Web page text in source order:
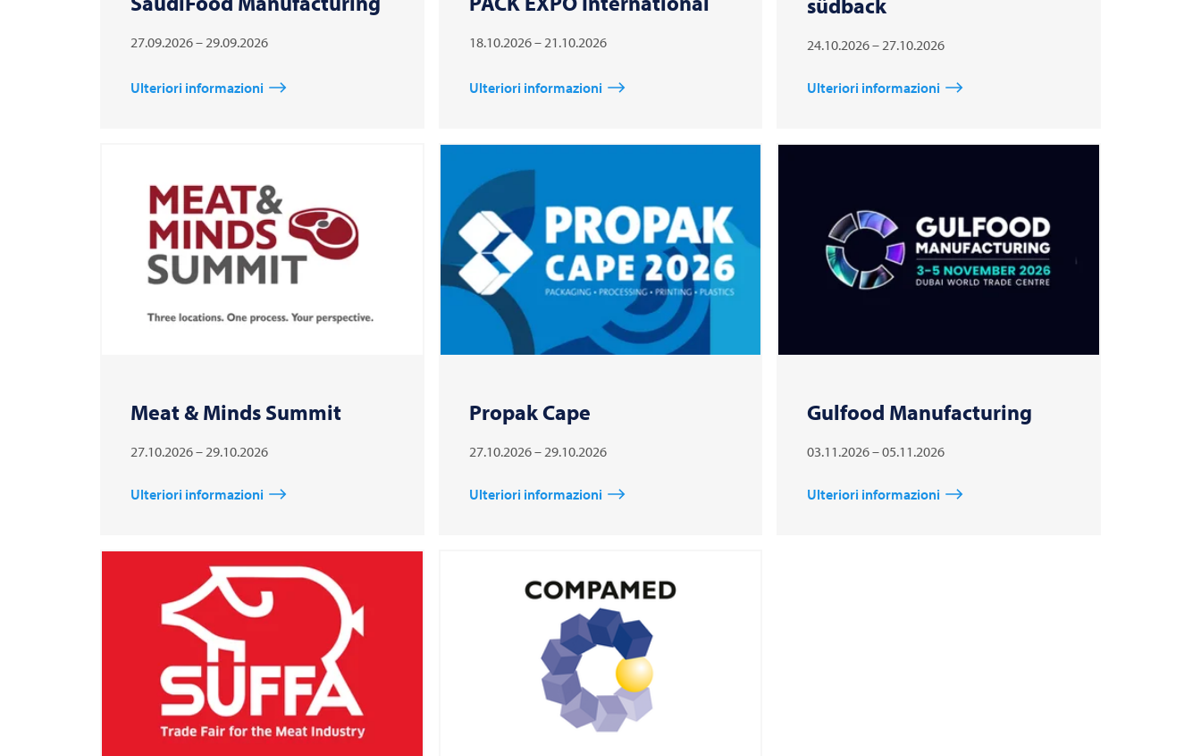
27.09.2026 – 29.09.2026
Ulteriori informazioni
18.10.2026 – 21.10.2026
Ulteriori informazioni
24.10.2026 – 27.10.2026
Ulteriori informazioni
Meat & Minds Summit
27.10.2026 – 29.10.2026
Ulteriori informazioni
Propak Cape
27.10.2026 – 29.10.2026
Ulteriori informazioni
Gulfood Manufacturing
03.11.2026 – 05.11.2026
Ulteriori informazioni